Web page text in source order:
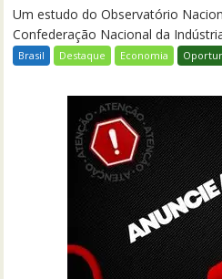
Um estudo do Observatório
Confederação Nacional da
Brasil Destaque Economia